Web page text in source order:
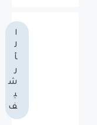
ا
ل
أ
ر
ش
ي
ف